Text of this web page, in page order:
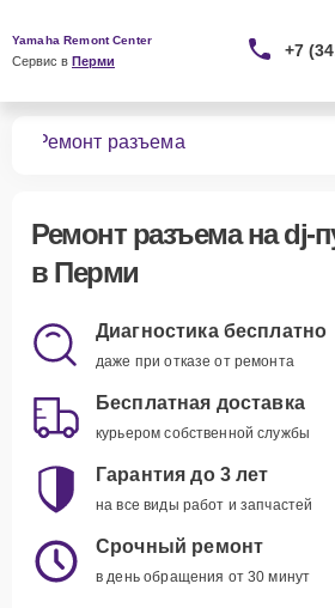
Yamaha Remont Center
Сервис в Перми
+7
Ремонт разъема
Ремонт разъемана dj-
в Перми
Диагностика бесплатно
даже при отказе от ремонта
Бесплатная доставка
курьером собственной службы
Гарантия до 3 лет
на все виды работ и запчастей
Срочный ремонт
в день обращения от 30 минут